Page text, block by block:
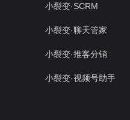
小裂变·SCRM
小裂变·聊天管家
小裂变·推客分销
小裂变·视频号助手